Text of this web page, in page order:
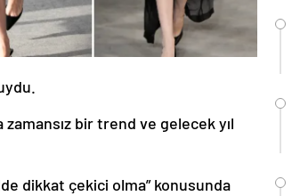
bir trend ve gelecek yıl
dikkat çekici olma” konusunda